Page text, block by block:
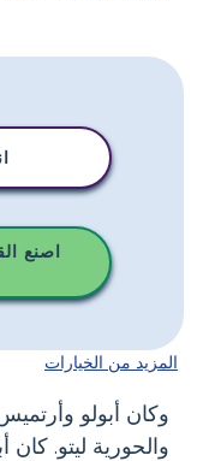
اصنع
المزيد من الخيارات
وكان أبولو
والحورية ليتو.